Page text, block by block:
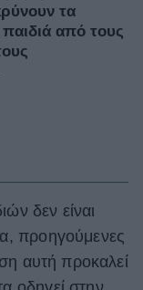
τα
παιδιά από τους
δεν είναι
προηγούμενες
αυτή προκαλεί